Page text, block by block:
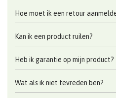
Hoe moet ik een retour
Kan ik een product ruilen?
Heb ik garantie op mijn product?
Wat als ik niet tevreden ben?